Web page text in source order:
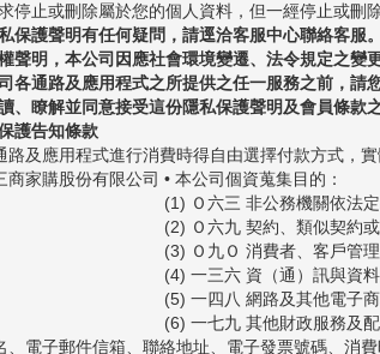
停止或刪除屬於您的個人資料，但一經停止或刪
保護聲明有任何疑問，請逕洽客服中心聯絡客服。
聲明，本公司因應社會環境變遷、法令規定之
各通路及應用程式之所提供之任一服務之前，
、瞭解並同意接受這份隱私保護聲明及會員條款
護告知條款
路及應用程式進行消費時得自由選擇付款方式，
商家購股份有限公司 • 本公司個資蒐集目的：
(1) Ｏ六三 非公務機關依法
(2) Ｏ六九 契約、類似契約
(3) Ｏ九Ｏ 消費者、客戶管
(4) 一三六 資（通）訊與資
(5) 一四八 網路及其他電子
(6) 一七九 其他財政服務及
、電子郵件信箱、聯絡地址、電子發票號碼、消